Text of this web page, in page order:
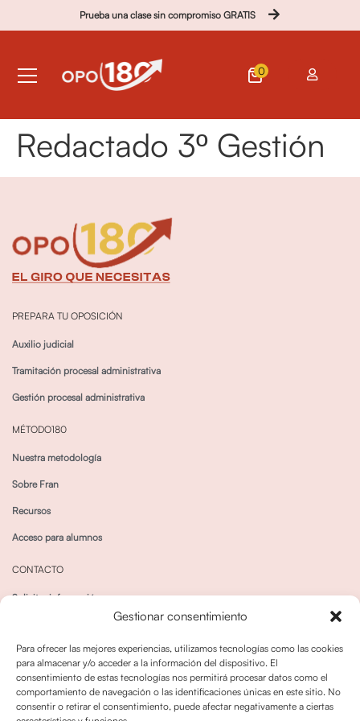
Gestionar consentimiento
Para ofrecer las mejores experiencias, utilizamos tecnologías como las cookies
para almacenar y/o acceder a la información del dispositivo. El
consentimiento de estas tecnologías nos permitirá procesar datos como el
comportamiento de navegación o las identificaciones únicas en este sitio. No
consentir o retirar el consentimiento, puede afectar negativamente a ciertas
Prueba una clase sin compromiso GRATIS
0
Redactado 3º Gestión
PREPARA TU OPOSICIÓN
Auxilio judicial
Tramitación procesal administrativa
Gestión procesal administrativa
MÉTODO180
Nuestra metodología
Sobre Fran
Recursos
Acceso para alumnos
CONTACTO
Solicitar información